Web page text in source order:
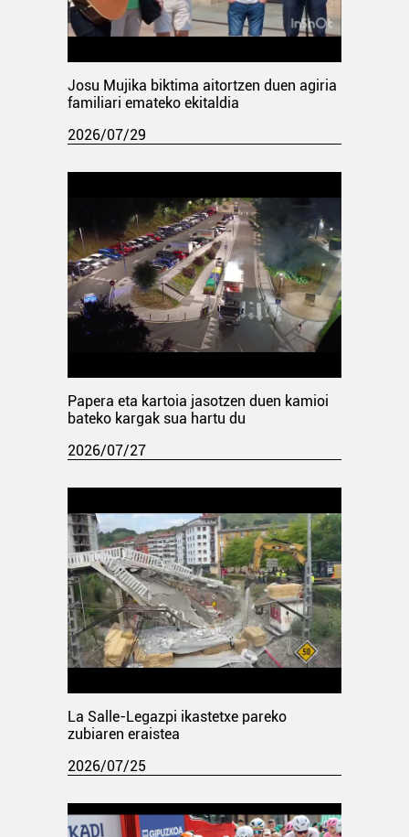
Josu Mujika biktima aitortzen duen agiria
familiari emateko ekitaldia
2026/07/29
Papera eta kartoia jasotzen duen kamioi
bateko kargak sua hartu du
2026/07/27
La Salle-Legazpi ikastetxe pareko
zubiaren eraistea
2026/07/25